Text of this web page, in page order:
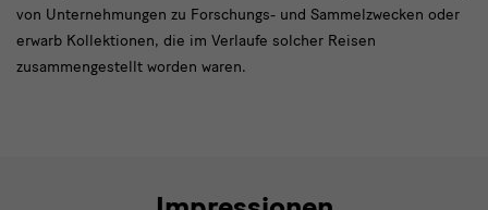
von Unternehmungen zu Forschungs- und Sammelzwecken oder
erwarb Kollektionen, die im Verlaufe solcher Reisen
zusammengestellt worden waren.